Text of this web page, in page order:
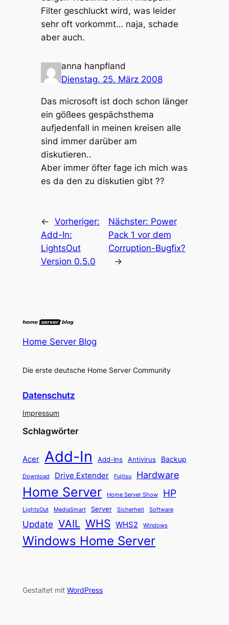
Filter geschluckt wird, was leider
sehr oft vorkommt… naja, schade
aber auch.
anna hanpfland
Dienstag, 25. März 2008
Das microsoft ist doch schon länger
ein gößees gespächsthema
aufjedenfall in meinen kreisen alle
sind immer darüber am
diskutieren..
Aber immer öfter fage ich mich was
es da den zu diskutien gibt ??
← Vorheriger:
Add-In:
LightsOut
Version 0.5.0
Nächster: Power
Pack 1 vor dem
Corruption-Bugfix?
→
Home Server Blog
Die erste deutsche Home Server Community
Datenschutz
Impressum
Schlagwörter
Acer Add-In Add-Ins Antivirus Backup
Download Drive Extender Fujitsu Hardware
Home Server Home Server Show HP
LightsOut MediaSmart Server Sicherheit Software
Update VAIL WHS WHS2 Windows
Windows Home Server
Gestaltet mit WordPress